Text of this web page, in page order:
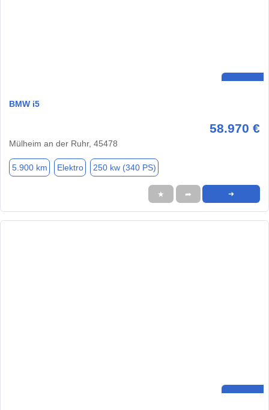
BMW i5
58.970 €
Mülheim an der Ruhr, 45478
5.900 km Elektro 250 kw (340 PS)
★ ➦ ➜